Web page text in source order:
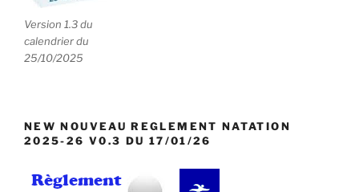
Version 1.3 du
calendrier du
25/10/2025
NEW NOUVEAU REGLEMENT NATATION
2025-26 V0.3 DU 17/01/26